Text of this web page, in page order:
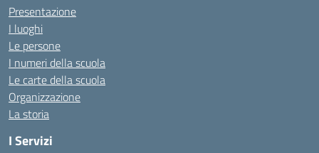
Presentazione
I luoghi
Le persone
I numeri della scuola
Le carte della scuola
Organizzazione
La storia
I Servizi